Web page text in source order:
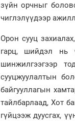
зүйн орчныг
чиглэлүүдээр
Орон сууц
гарц, шийдэл нь
шинжилгээгээр
сууцжуулалтын
байгууллагын
тайлбарлаад, Хот
гүйцээж дуусгах,